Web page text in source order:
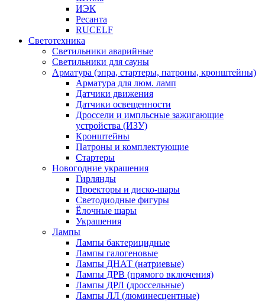
ИЭК
Ресанта
RUCELF
Светотехника
Светильники аварийные
Светильники для сауны
Арматура (эпра, стартеры, патроны, кронштейны)
Арматура для люм. ламп
Датчики движения
Датчики освещенности
Дроссели и импльсные зажигающие
устройства (ИЗУ)
Кронштейны
Патроны и комплектующие
Стартеры
Новогодние украшения
Гирлянды
Проекторы и диско-шары
Светодиодные фигуры
Ёлочные шары
Украшения
Лампы
Лампы бактерицидные
Лампы галогеновые
Лампы ДНАТ (натриевые)
Лампы ДРВ (прямого включения)
Лампы ДРЛ (дроссельные)
Лампы ЛЛ (люминесцентные)